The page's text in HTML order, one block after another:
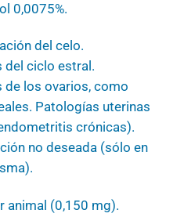
0,0075%.
del celo.
del ciclo estral.
de los ovarios, como
Patologías uterinas
crónicas).
no deseada (sólo en
animal (0,150 mg).